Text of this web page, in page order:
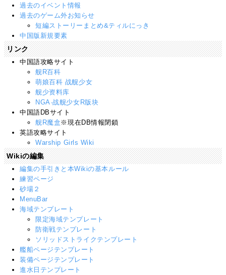
過去のイベント情報
過去のゲーム外お知らせ
短編ストーリーまとめ&ティルにっき
中国版新規要素
リンク
中国語攻略サイト
舰R百科
萌娘百科 战舰少女
舰少资料库
NGA·战舰少女R版块
中国語DBサイト
舰R魔盒 ※現在DB情報閉鎖
英語攻略サイト
Warship Girls Wiki
Wikiの編集
編集の手引きと本Wikiの基本ルール
練習ページ
砂場２
MenuBar
海域テンプレート
限定海域テンプレート
防衛戦テンプレート
ソリッドストライクテンプレート
艦船ページテンプレート
装備ページテンプレート
進水日テンプレート